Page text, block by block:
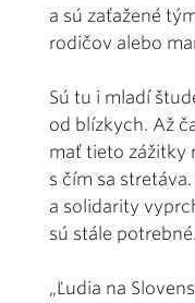
a sú zaťažené
rodičov alebo
Sú tu i mladí
od blízkych. Až
mať tieto zážitky
s čím sa
a solidarity
sú stále potrebné.
„Ľudia na